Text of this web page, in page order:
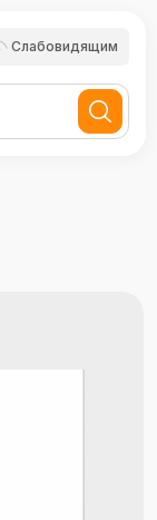
Слабовидящим